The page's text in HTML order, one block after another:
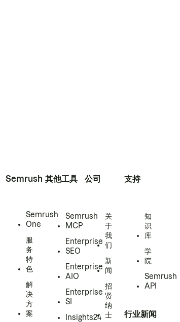
Semrush
Semrush
One
服
务
特
色
解
决
方
案
其他工具
Semrush
MCP
Enterprise
SEO
Enterprise
AIO
Enterprise
SI
Insights24
公司
关
于
我
们
新
闻
招
贤
纳
士
支持
知
识
库
学
院
Semrush
API
行业新闻